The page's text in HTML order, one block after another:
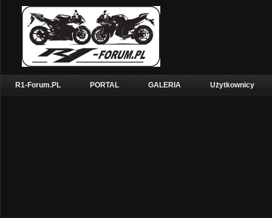
R1-Forum.PL PORTAL GALERIA Użytkownicy